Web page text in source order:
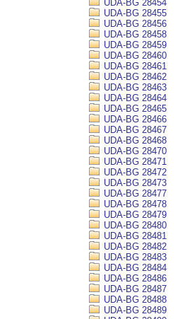
UDA-BG 28454
UDA-BG 28455
UDA-BG 28456
UDA-BG 28458
UDA-BG 28459
UDA-BG 28460
UDA-BG 28461
UDA-BG 28462
UDA-BG 28463
UDA-BG 28464
UDA-BG 28465
UDA-BG 28466
UDA-BG 28467
UDA-BG 28468
UDA-BG 28470
UDA-BG 28471
UDA-BG 28472
UDA-BG 28473
UDA-BG 28477
UDA-BG 28478
UDA-BG 28479
UDA-BG 28480
UDA-BG 28481
UDA-BG 28482
UDA-BG 28483
UDA-BG 28484
UDA-BG 28486
UDA-BG 28487
UDA-BG 28488
UDA-BG 28489